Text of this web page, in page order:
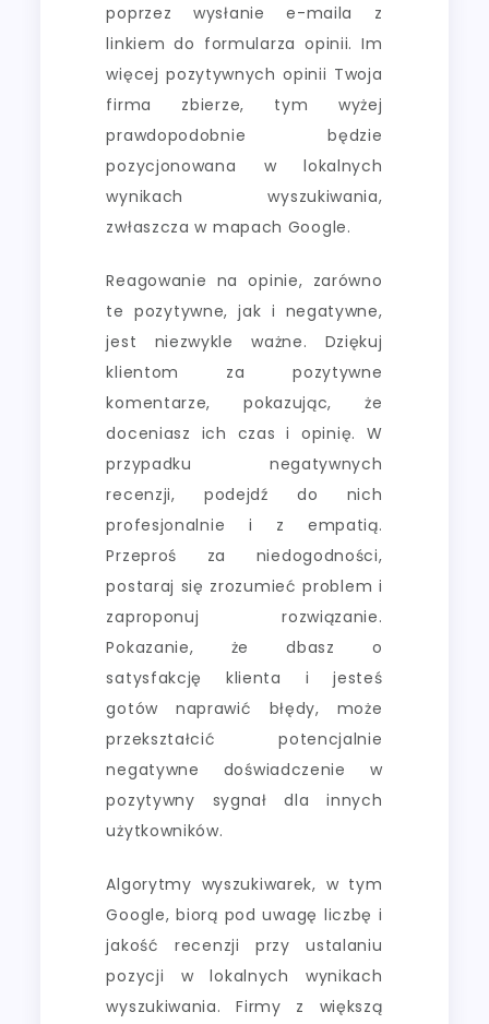
poprzez wysłanie e-maila z
linkiem do formularza opinii. Im
więcej pozytywnych opinii Twoja
firma zbierze, tym wyżej
prawdopodobnie będzie
pozycjonowana w lokalnych
wynikach wyszukiwania,
zwłaszcza w mapach Google.
Reagowanie na opinie, zarówno
te pozytywne, jak i negatywne,
jest niezwykle ważne. Dziękuj
klientom za pozytywne
komentarze, pokazując, że
doceniasz ich czas i opinię. W
przypadku negatywnych
recenzji, podejdź do nich
profesjonalnie i z empatią.
Przeproś za niedogodności,
postaraj się zrozumieć problem i
zaproponuj rozwiązanie.
Pokazanie, że dbasz o
satysfakcję klienta i jesteś
gotów naprawić błędy, może
przekształcić potencjalnie
negatywne doświadczenie w
pozytywny sygnał dla innych
użytkowników.
Algorytmy wyszukiwarek, w tym
Google, biorą pod uwagę liczbę i
jakość recenzji przy ustalaniu
pozycji w lokalnych wynikach
wyszukiwania. Firmy z większą